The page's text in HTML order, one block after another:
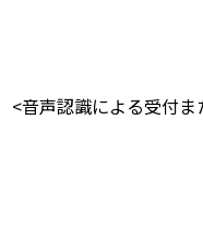
<音声認識による受付